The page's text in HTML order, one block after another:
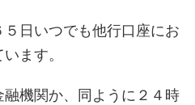
日いつでも他行口座にお
ます。
機関か、同ように２４時